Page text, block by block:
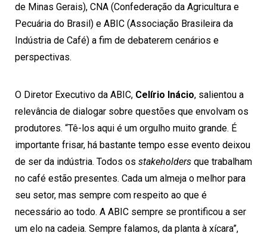
de Minas Gerais), CNA (Confederação da Agricultura e
Pecuária do Brasil) e ABIC (Associação Brasileira da
Indústria de Café) a fim de debaterem cenários e
perspectivas.
O Diretor Executivo da ABIC, Celírio Inácio, salientou a
relevância de dialogar sobre questões que envolvam os
produtores. “Tê-los aqui é um orgulho muito grande. É
importante frisar, há bastante tempo esse evento deixou
de ser da indústria. Todos os stakeholders que trabalham
no café estão presentes. Cada um almeja o melhor para
seu setor, mas sempre com respeito ao que é
necessário ao todo. A ABIC sempre se prontificou a ser
um elo na cadeia. Sempre falamos, da planta à xícara”,